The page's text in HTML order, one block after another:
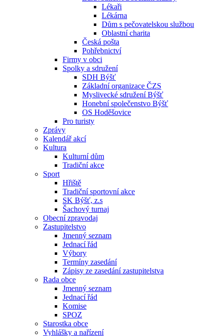
Lékaři
Lékárna
Dům s pečovatelskou službou
Oblastní charita
Česká pošta
Pohřebnictví
Firmy v obci
Spolky a sdružení
SDH Býšť
Základní organizace ČZS
Myslivecké sdružení Býšť
Honební společenstvo Býšť
OS Hoděšovice
Pro turisty
Zprávy
Kalendář akcí
Kultura
Kulturní dům
Tradiční akce
Sport
Hřiště
Tradiční sportovní akce
SK Býšť, z.s
Šachový turnaj
Obecní zpravodaj
Zastupitelstvo
Jmenný seznam
Jednací řád
Výbory
Termíny zasedání
Zápisy ze zasedání zastupitelstva
Rada obce
Jmenný seznam
Jednací řád
Komise
SPOZ
Starostka obce
Vyhlášky a nařízení